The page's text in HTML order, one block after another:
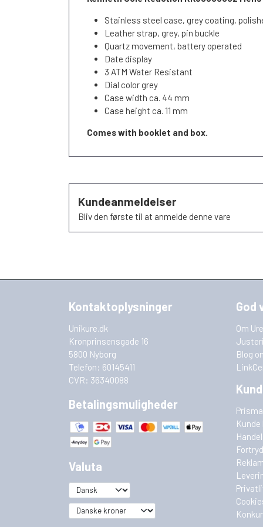
Stainless steel case, grey coating,
Leather strap, grey, pin buckle
Quartz movement, battery operated
Date display
3 ATM Water Resistant
Dial color grey
Case width ca. 44 mm
Case height ca. 11 mm
Comes with booklet and box.
Kundeanmeldelser
Bliv den første til at anmelde denne vare
Kontaktoplysninger
Unikure.dk
Kronprinsensgade 16
5800 Nyborg
Telefon: 60145411
CVR: 36340088
Betalingsmuligheder
Valuta
God
Om
Blog
Kunde